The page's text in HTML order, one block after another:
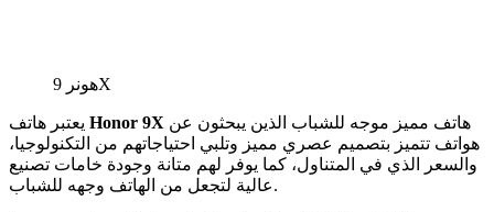
هونر 9X
Honor 9X
هواتف تتميز بتصميم عصري مميز وتلبي احتياجاتهم من التكنولوجيا،
والسعر الذي في المتناول، كما يوفر لهم متانة وجودة خامات تصنيع
عالية لتجعل من الهاتف وجهه للشباب.